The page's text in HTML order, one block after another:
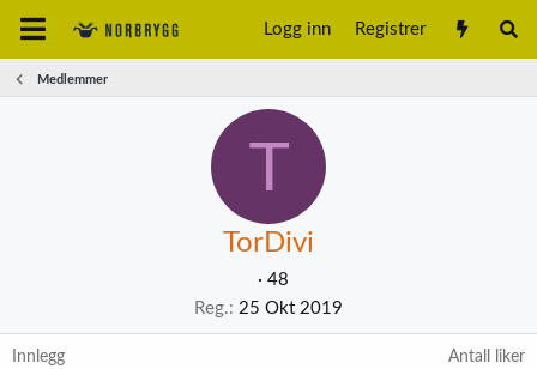
Logg inn Registrer
Medlemmer
T
TorDivi
· 48
Reg. 25 Okt 2019
Innlegg Antall liker